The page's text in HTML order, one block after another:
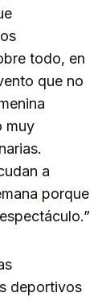
todo, en
que no
muy
a
porque
deportivos